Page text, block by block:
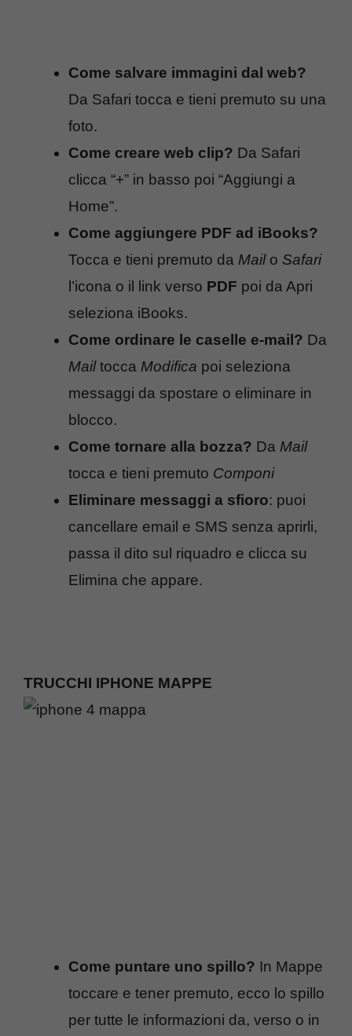
Come salvare immagini dal web?
Da Safari tocca e tieni premuto su una
foto.
Come creare web clip? Da Safari
clicca “+” in basso poi “Aggiungi a
Home”.
Come aggiungere PDF ad iBooks?
Tocca e tieni premuto da Mailo Safari
l’icona o il link verso PDF poi da Apri
seleziona iBooks.
Come ordinare le caselle e-mail? Da
Mailtocca Modifica poi seleziona
messaggi da spostare o eliminare in
blocco.
Come tornare alla bozza? Da Mail
tocca e tieni premuto Componi
Eliminare messaggi a sfioro: puoi
cancellare email e SMS senza aprirli,
passa il dito sul riquadro e clicca su
Elimina che appare.
TRUCCHI IPHONE MAPPE
Come puntare uno spillo? In Mappe
toccare e tener premuto, ecco lo spillo
per tutte le informazioni da, verso o in